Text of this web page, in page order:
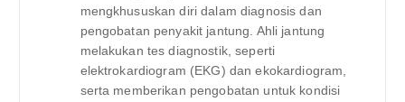
mengkhususkan diri dalam diagnosis dan
pengobatan penyakit jantung. Ahli jantung
melakukan tes diagnostik, seperti
elektrokardiogram (EKG) dan ekokardiogram,
serta memberikan pengobatan untuk kondisi